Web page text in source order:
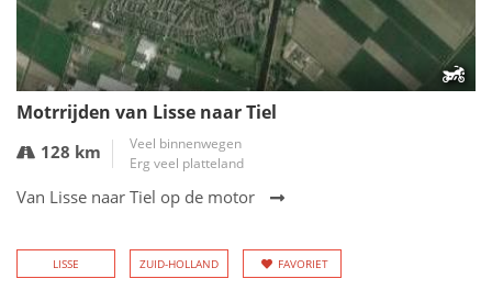
Motrrijden van Lisse naar Tiel
128 km
Veel binnenwegen
Erg veel platteland
Van Lisse naar Tiel op de motor
LISSE ZUID-HOLLAND FAVORIET